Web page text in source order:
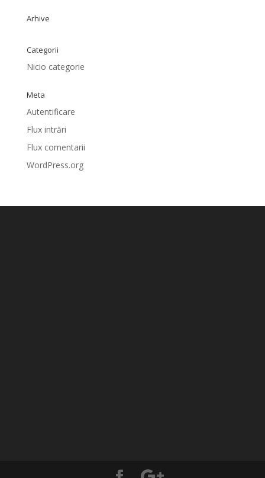
Arhive
Categorii
Nicio categorie
Meta
Autentificare
Flux intrări
Flux comentarii
WordPress.org